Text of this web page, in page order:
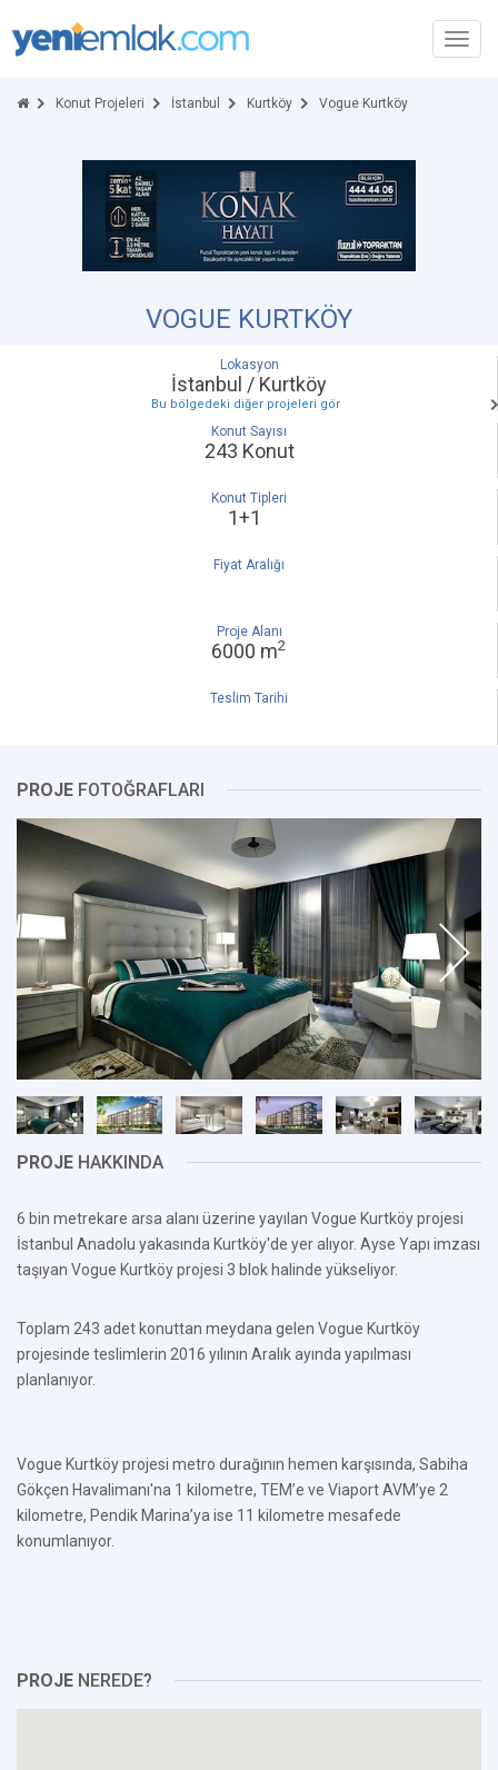
Konut Projeleri İstanbul Kurtköy Vogue Kurtköy
VOGUE KURTKÖY
Lokasyon
İstanbul / Kurtköy
Bu bölgedeki diğer projeleri gör
Konut Sayısı
243 Konut
Konut Tipleri
1+1
Fiyat Aralığı
Proje Alanı
6000 m2
Teslim Tarihi
PROJE FOTOĞRAFLARI
PROJE HAKKINDA
6 bin metrekare arsa alanı üzerine yayılan Vogue Kurtköy projesi
İstanbul Anadolu yakasında Kurtköy'de yer alıyor. Ayse Yapı imzası
taşıyan Vogue Kurtköy projesi 3 blok halinde yükseliyor.
Toplam 243 adet konuttan meydana gelen Vogue Kurtköy
projesinde teslimlerin 2016 yılının Aralık ayında yapılması
planlanıyor.
Vogue Kurtköy projesi metro durağının hemen karşısında, Sabiha
Gökçen Havalimanı'na 1 kilometre, TEM’e ve Viaport AVM’ye 2
kilometre, Pendik Marina’ya ise 11 kilometre mesafede
konumlanıyor.
PROJE NEREDE?